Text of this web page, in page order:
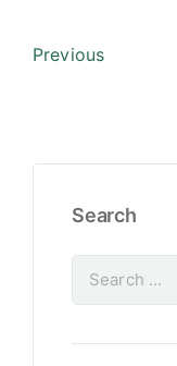
Previous
Search